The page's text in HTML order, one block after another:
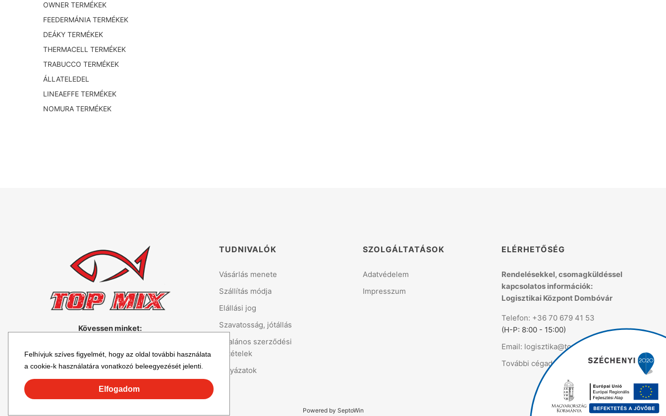
Felhívjuk szíves figyelmét, hogy az oldal további használata
a cookie-k használatára vonatkozó beleegyezését jelenti.
Elfogadom
OWNER TERMÉKEK
FEEDERMÁNIA TERMÉKEK
DEÁKY TERMÉKEK
THERMACELL TERMÉKEK
TRABUCCO TERMÉKEK
ÁLLATELEDEL
LINEAEFFE TERMÉKEK
NOMURA TERMÉKEK
Kövessen minket:
TUDNIVALÓK
Vásárlás menete
Szállítás módja
Elállási jog
Szavatosság, jótállás
Általános szerződési
feltételek
Pályázatok
SZOLGÁLTATÁSOK
Adatvédelem
Impresszum
ELÉRHETŐSÉG
Rendelésekkel, csomagküldéssel
kapcsolatos információk:
Logisztikai Központ Dombóvár
Telefon: +36 70 679 41 53
(H-P: 8:00 - 15:00)
Email: logisztika@topmix.hu
További cégadatok
Powered by SeptoWin